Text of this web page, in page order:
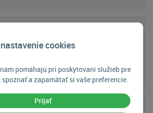
cookies
pomáhajú pri poskytovaní služieb pre
a zapamätať si vaše preferencie.
Prijať
27.5.2024